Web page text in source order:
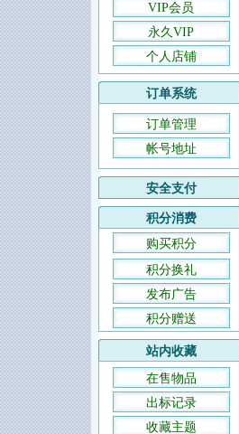
VIP会员
永久VIP
个人店铺
订单系统
订单管理
帐号地址
安全支付
积分消费
购买积分
积分换礼
发布广告
积分赠送
站内收藏
在售物品
出标记录
收藏主题